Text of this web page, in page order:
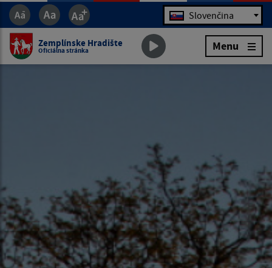
Jazyk Slovenčina
Zemplínske Hradište
Oficiálna stránka Menu